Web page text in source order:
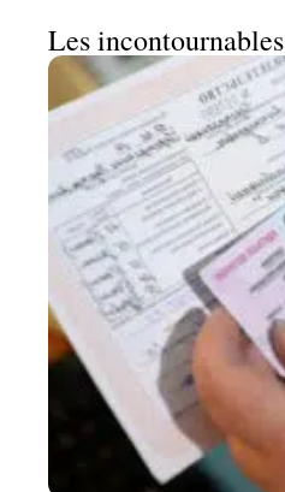
Les incontournables